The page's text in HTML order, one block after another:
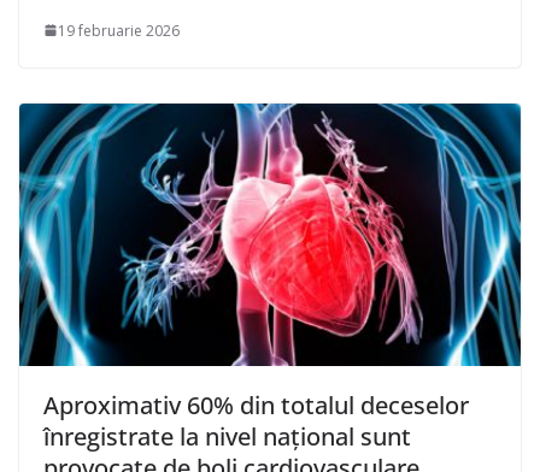
19 februarie 2026
Aproximativ 60% din totalul deceselor
înregistrate la nivel naţional sunt